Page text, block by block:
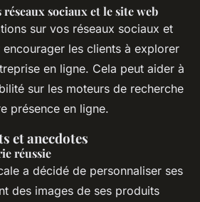
sociaux et le site web
sur vos réseaux sociaux et
les clients à explorer
en ligne. Cela peut aider à
sur les moteurs de recherche
présence en ligne.
et anecdotes
réussie
a décidé de personnaliser ses
des images de ses produits